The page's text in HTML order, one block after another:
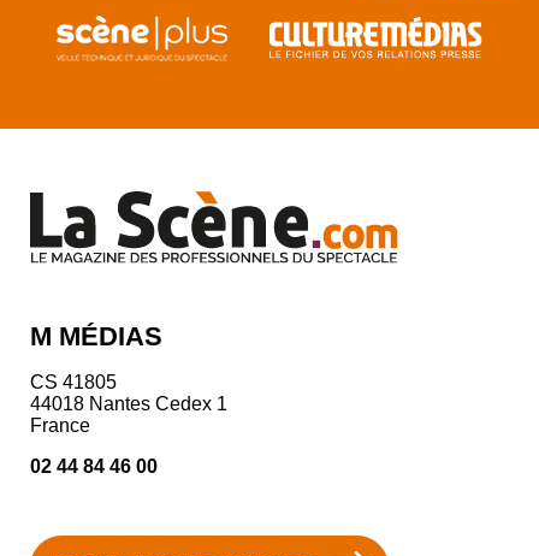
M MÉDIAS
CS 41805
44018 Nantes Cedex 1
France
02 44 84 46 00